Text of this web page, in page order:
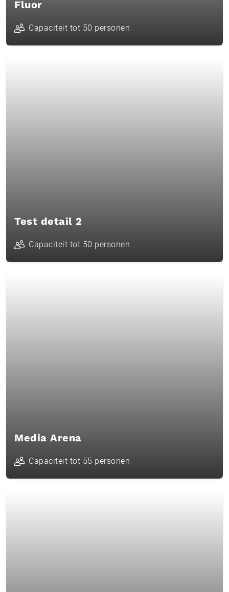
Fluor
Capaciteit tot 50 personen
Test detail 2
Capaciteit tot 50 personen
Media Arena
Capaciteit tot 55 personen